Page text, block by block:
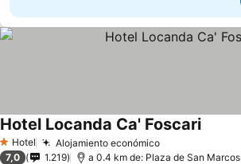
1 Estrellas
Hotel Alojamiento económico
Hotel Locanda Ca' Foscari
7,0 1.219 a 0.4 km de: Plaza de San Marcos